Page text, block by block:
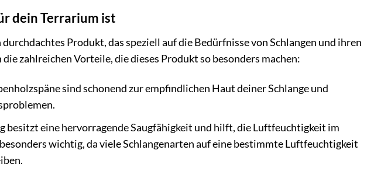
dein Terrarium ist
Produkt, das speziell auf die Bedürfnisse von Schlangen und ihren
zahlreichen Vorteile, die dieses Produkt so besonders machen:
sind schonend zur empfindlichen Haut deiner Schlange und
besitzt eine hervorragende Saugfähigkeit und hilft, die Luftfeuchtigkeit im
wichtig, da viele Schlangenarten auf eine bestimmte Luftfeuchtigkeit